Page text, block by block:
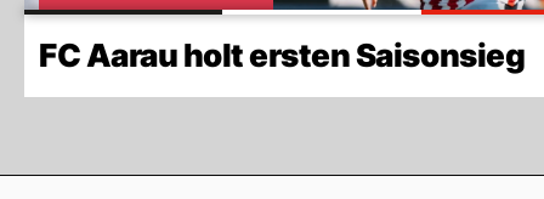
FC Aarau holt ersten Saisonsieg